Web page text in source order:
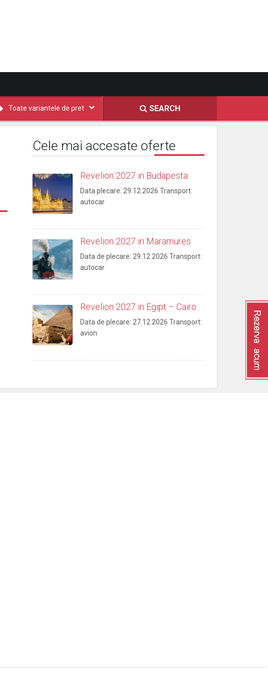
Toate variantele de pret SEARCH
Cele mai accesate oferte
Revelion 2027 in Budapesta
Data plecare: 29.12.2026 Transport:
autocar
Revelion 2027 in Maramures
Data de plecare: 29.12.2026 Transport:
autocar
Revelion 2027 in Egipt – Cairo
Data de plecare: 27.12.2026 Transport:
avion